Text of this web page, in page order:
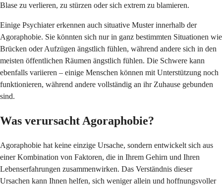
Blase zu verlieren, zu stürzen oder sich extrem zu blamieren.
Einige Psychiater erkennen auch situative Muster innerhalb der
Agoraphobie. Sie könnten sich nur in ganz bestimmten Situationen wie
Brücken oder Aufzügen ängstlich fühlen, während andere sich in den
meisten öffentlichen Räumen ängstlich fühlen. Die Schwere kann
ebenfalls variieren – einige Menschen können mit Unterstützung noch
funktionieren, während andere vollständig an ihr Zuhause gebunden
sind.
Was verursacht Agoraphobie?
Agoraphobie hat keine einzige Ursache, sondern entwickelt sich aus
einer Kombination von Faktoren, die in Ihrem Gehirn und Ihren
Lebenserfahrungen zusammenwirken. Das Verständnis dieser
Ursachen kann Ihnen helfen, sich weniger allein und hoffnungsvoller